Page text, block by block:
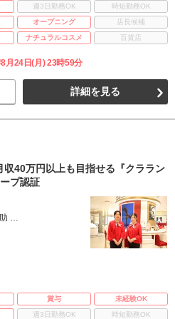
週3日勤務OK
時短勤務OK
オープニング
店長候補
ナチュラルコスメ 百貨店
月24日(月) 23時59分
詳細を見る
収40万円以上も目指せる『クララン
プ認証
助 …
賞与
未経験OK
週3日勤務OK
時短勤務OK